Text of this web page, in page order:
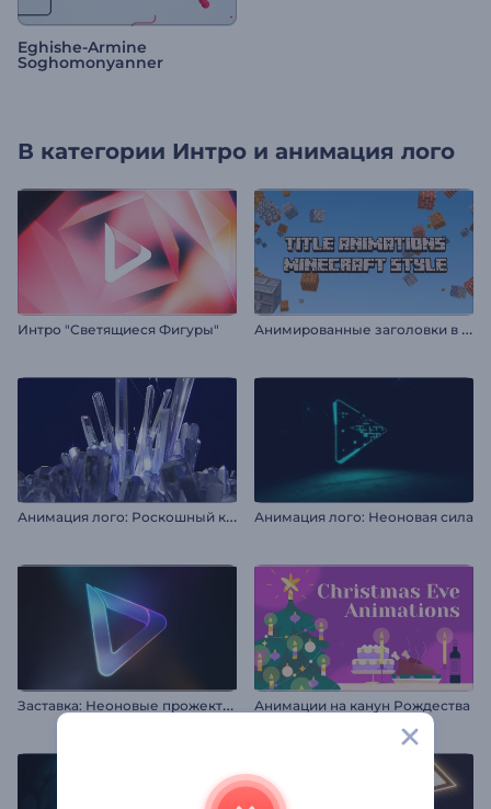
Eghishe-Armine
Soghomonyanner
В категории Интро и анимация лого
Интро "Светящиеся Фигуры" А
нимированные заголовки в стиле Майнкрафт
Анимация лого: Роскошный кристалл Анимация лого: Неоновая сила
З
аставка: Неоновые прожекторы Анимации на канун Рождества